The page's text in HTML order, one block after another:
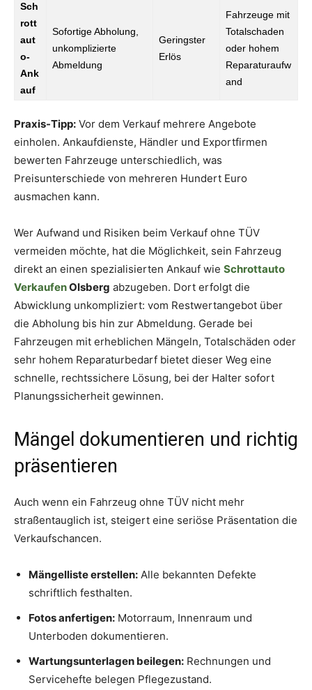
Sch
rott
aut
o-
Ank
auf
Sofortige Abholung,
unkomplizierte
Abmeldung
Geringster
Erlös
Fahrzeuge mit
Totalschaden
oder hohem
Reparaturaufw
and
Praxis-Tipp: Vor dem Verkauf mehrere Angebote
einholen. Ankaufdienste, Händler und Exportfirmen
bewerten Fahrzeuge unterschiedlich, was
Preisunterschiede von mehreren Hundert Euro
ausmachen kann.
Wer Aufwand und Risiken beim Verkauf ohne TÜV
vermeiden möchte, hat die Möglichkeit, sein Fahrzeug
direkt an einen spezialisierten Ankauf wie Schrottauto
VerkaufenOlsberg abzugeben. Dort erfolgt die
Abwicklung unkompliziert: vom Restwertangebot über
die Abholung bis hin zur Abmeldung. Gerade bei
Fahrzeugen mit erheblichen Mängeln, Totalschäden oder
sehr hohem Reparaturbedarf bietet dieser Weg eine
schnelle, rechtssichere Lösung, bei der Halter sofort
Planungssicherheit gewinnen.
Mängel dokumentieren und richtig
präsentieren
Auch wenn ein Fahrzeug ohne TÜV nicht mehr
straßentauglich ist, steigert eine seriöse Präsentation die
Verkaufschancen.
Mängelliste erstellen: Alle bekannten Defekte
schriftlich festhalten.
Fotos anfertigen: Motorraum, Innenraum und
Unterboden dokumentieren.
Wartungsunterlagen beilegen: Rechnungen und
Servicehefte belegen Pflegezustand.